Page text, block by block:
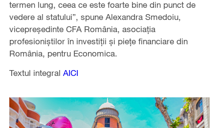
termen lung, ceea ce este foarte bine din punct de
vedere al statului”, spune Alexandra Smedoiu,
vicepreședinte CFA România, asociația
profesioniștilor în investiții și piețe financiare din
România, pentru Economica.
Textul integral AICI